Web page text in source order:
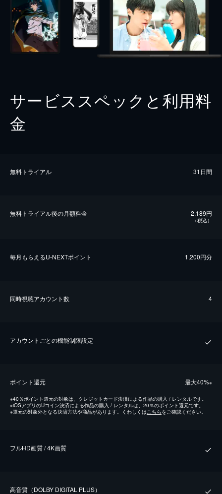
サービススペックと利用料
金
無料トライアル 31日間
無料トライアル後の⽉額料金 2,189円
（税込）
毎⽉もらえるU-NEXTポイント 1,200円分
同時視聴アカウント数 4
アカウントごとの機能制限設定
ポイント還元 最⼤40%※
※40％ポイント還元の対象は、クレジットカード決済による作品の購入 / レンタルです。
※iOSアプリのUコイン決済による作品の購入 / レンタルは、20％のポイント還元です。
※還元の対象外となる決済方法や商品があります。くわしくはこちらをご確認ください。
フルHD画質 / 4K画質
⾼⾳質（DOLBY DIGITAL PLUS）